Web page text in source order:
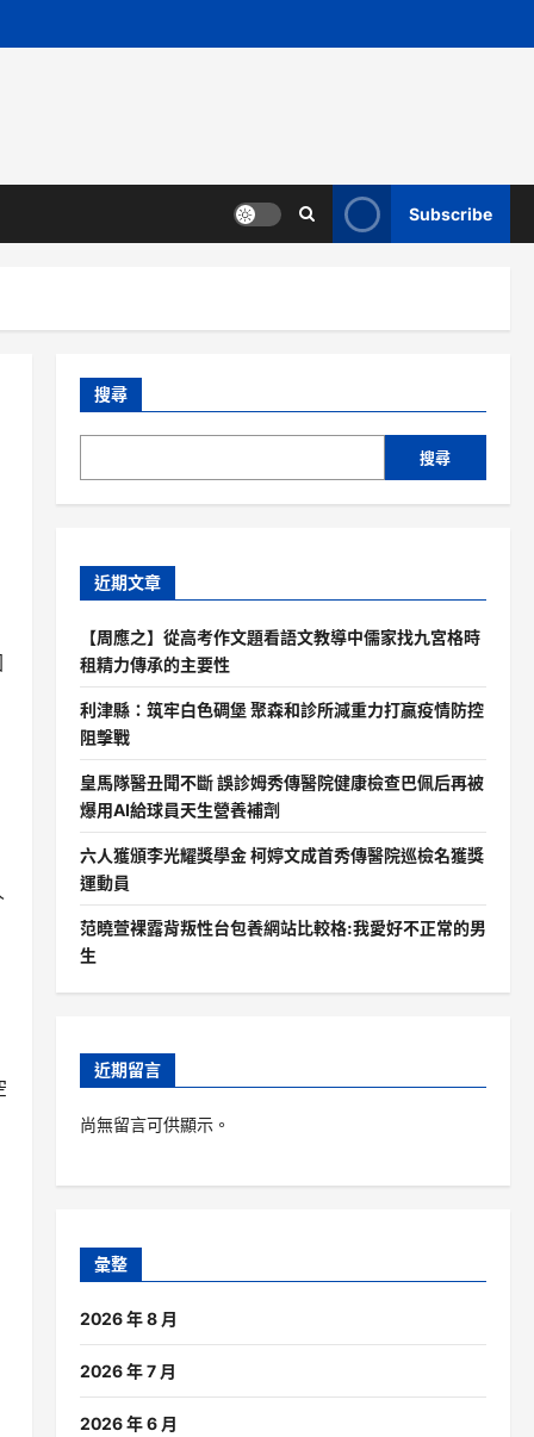
Subscribe
搜尋
搜尋
近期文章
【周應之】從高考作文題看語文教導中儒家找九宮格時
租精力傳承的主要性
利津縣：筑牢白色碉堡 聚森和診所減重力打贏疫情防控
阻擊戰
皇馬隊醫丑聞不斷 誤診姆秀傳醫院健康檢查巴佩后再被
爆用AI給球員天生營養補劑
六人獲頒李光耀獎學金 柯婷文成首秀傳醫院巡檢名獲獎
運動員
范曉萱裸露背叛性台包養網站比較格:我愛好不正常的男
生
近期留言
尚無留言可供顯示。
彙整
2026 年 8 月
2026 年 7 月
2026 年 6 月